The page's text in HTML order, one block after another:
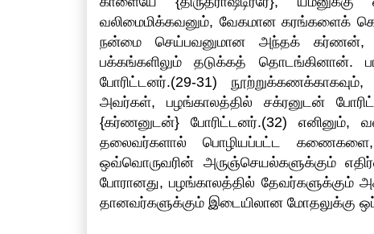
வலிமைமிக்கவனும், வேகமான கரங்களைக்
நன்மை செய்பவனுமான அந்தக்
பக்கங்களிலும் தடுக்கத் தொடங்கினான்.
போரிட்டனர்.(29-31)
அவர்கள், பழங்காலத்தில் சக்ரனுடன்
{கர்ணனுடன்} போரிட்டனர்.(32) எனினும்,
தலைவர்களால் பொழியப்பட்ட
ஒவ்வொருவரின் அருஞ்செயல்களுக்கும்
போரானது, பழங்காலத்தில் தேவர்களுக்கும்
தானவர்களுக்கும் இடையிலான மோதலுக்கு